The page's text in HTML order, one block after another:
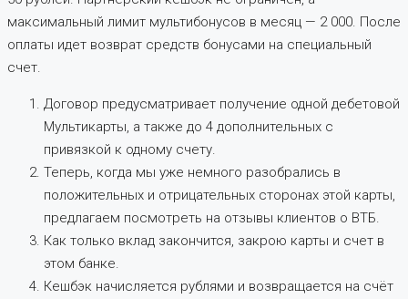
максимальный лимит мультибонусов в месяц — 2 000. После
оплаты идет возврат средств бонусами на специальный
счет.
Договор предусматривает получение одной дебетовой
Мультикарты, а также до 4 дополнительных с
привязкой к одному счету.
Теперь, когда мы уже немного разобрались в
положительных и отрицательных сторонах этой карты,
предлагаем посмотреть на отзывы клиентов о ВТБ.
Как только вклад закончится, закрою карты и счет в
этом банке.
Кешбэк начисляется рублями и возвращается на счёт